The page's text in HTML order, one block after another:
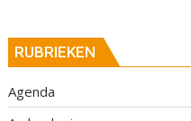
RUBRIEKEN
Agenda